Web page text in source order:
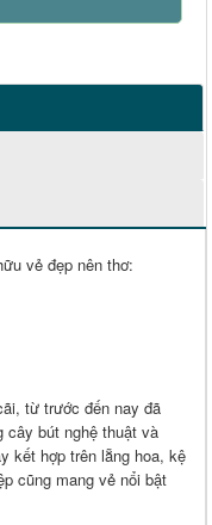
vẻ đẹp nên thơ:
từ trước đến nay đã
cây bút nghệ thuật và
kết hợp trên lẵng hoa, kệ
cũng mang vẻ nổi bật